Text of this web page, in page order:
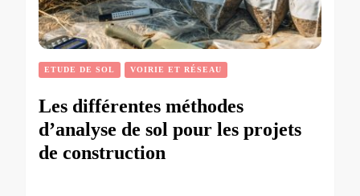
ETUDE DE SOL VOIRIE ET RÉSEAU
Les différentes méthodes
d’analyse de sol pour les projets
de construction